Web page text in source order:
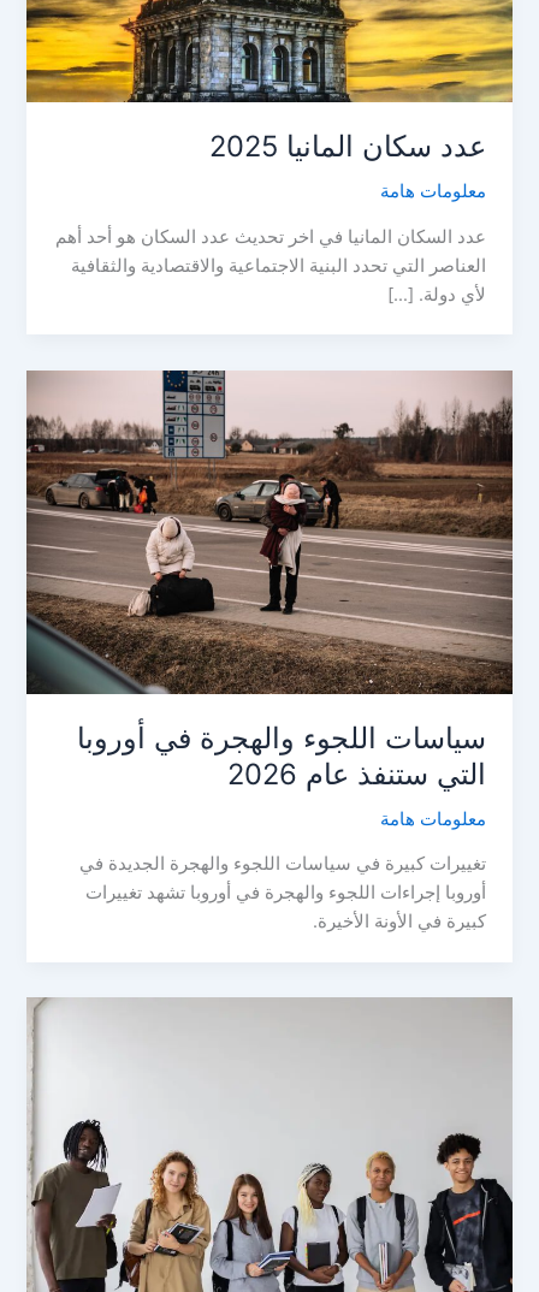
عدد سكان المانيا 2025
معلومات هامة
عدد السكان المانيا في اخر تحديث عدد السكان هو أحد أهم
العناصر التي تحدد البنية الاجتماعية والاقتصادية والثقافية
لأي دولة. […]
سياسات اللجوء والهجرة في أوروبا
التي ستنفذ عام 2026
معلومات هامة
تغييرات كبيرة في سياسات اللجوء والهجرة الجديدة في
أوروبا إجراءات اللجوء والهجرة في أوروبا تشهد تغييرات
كبيرة في الأونة الأخيرة.